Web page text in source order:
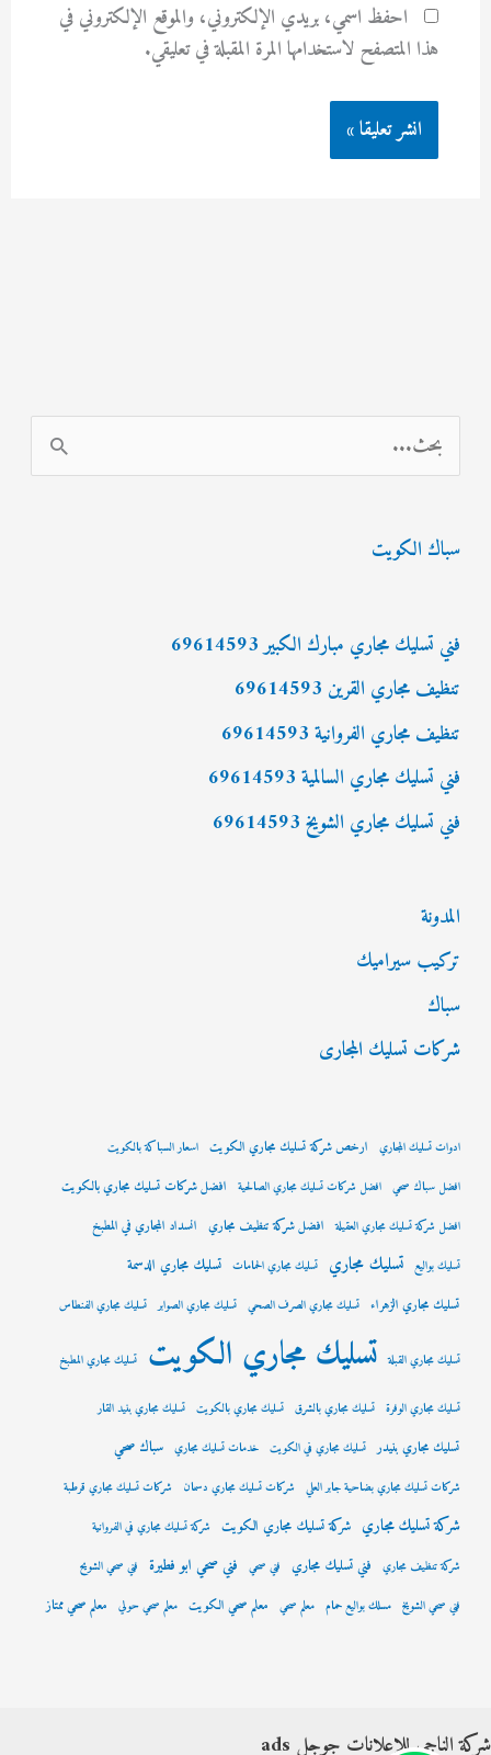
احفظ اسمي، بريدي الإلكتروني، والموقع الإلكتروني في
هذا المتصفح لاستخدامها المرة المقبلة في تعليقي.
ل
ح
ع
سباك الكويت
فني تسليك مجاري مبارك الكبير 69614593
تنظيف مجاري القرين 69614593
تنظيف مجاري الفروانية 69614593
فني تسليك مجاري السالمية 69614593
فني تسليك مجاري الشويخ 69614593
المدونة
تركيب سيراميك
سباك
شركات تسليك المجارى
ادوات تسليك المجاري ارخص شركة تسليك مجاري الكويت اسعار السباكة بالكويت
افضل سباك صحي افضل شركات تسليك مجاري الصالحية افضل شركات تسليك مجاري بالكويت
افضل شركة تسليك مجاري العقيلة افضل شركة تنظيف مجاري انسداد المجاري في المطبخ
تسليك بواليع تسليك مجاري تسليك مجاري الحمامات تسليك مجاري الدسمة
تسليك مجاري الزهراء تسليك مجاري الصرف الصحي تسليك مجاري الصوابر تسليك مجاري الفنطاس
تسليك مجاري القبلة تسليك مجاري الكويت تسليك مجاري المطبخ
تسليك مجاري الوفرة تسليك مجاري بالشرق تسليك مجاري بالكويت تسليك مجاري بنيد القار
تسليك مجاري بنيدر تسليك مجاري في الكويت خدمات تسليك مجاري سباك صحي
شركات تسليك مجاري بضاحية جابر العلي شركات تسليك مجاري دسمان شركات تسليك مجاري قرطبة
شركة تسليك مجاري شركة تسليك مجاري الكويت شركة تسليك مجاري في الفروانية
شركة تنظيف مجاري فني تسليك مجاري فني صحي فني صحي ابو فطيرة فني صحي الشويح
فني صحي الشويخ مسلك بواليع حمام معلم صحي معلم صحي الكويت معلم صحي حولي معلم صحي ممتاز
شركة الناجي للإعلانات جوجل ads